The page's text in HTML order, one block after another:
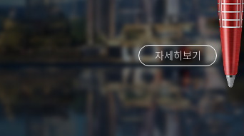
자세히보기